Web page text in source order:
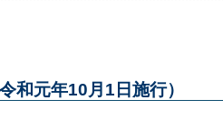
和元年10月1日施行）